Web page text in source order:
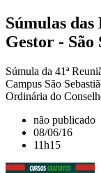
Súmulas das
Gestor - São
Súmula da 41ª
Campus São
Ordinária do
não publicado
08/06/16
11h15